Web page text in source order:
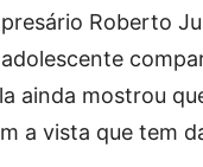
Roberto
ainda mostrou
a vista que tem